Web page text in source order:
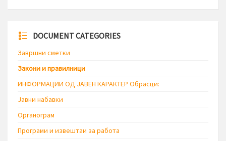
DOCUMENT CATEGORIES
Завршни сметки
Закони и правилници
ИНФОРМАЦИИ ОД ЈАВЕН КАРАКТЕР Обрасци:
Јавни набавки
Органограм
Програми и извештаи за работа